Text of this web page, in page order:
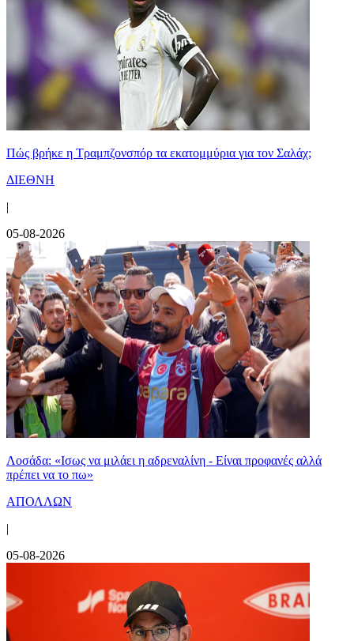
Πώς βρήκε η Τραμπζονσπόρ τα εκατομμύρια για τον Σαλάχ;
ΔΙΕΘΝΗ
|
05-08-2026
Λοσάδα: «Ισως να μιλάει η αδρεναλίνη - Είναι προφανές αλλά
πρέπει να το πω»
ΑΠΟΛΛΩΝ
|
05-08-2026